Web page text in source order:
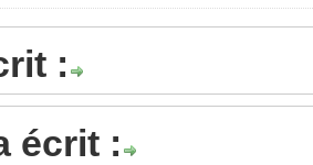
:
écrit :